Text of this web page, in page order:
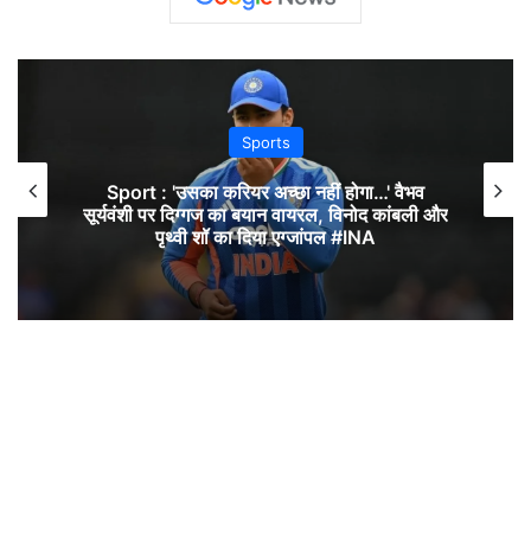
Sports
Sport : 'उसका करियर अच्छा नहीं होगा…' वैभव
सूर्यवंशी पर दिग्गज का बयान वायरल, विनोद कांबली और
पृथ्वी शॉ का दिया एग्जांपल #INA